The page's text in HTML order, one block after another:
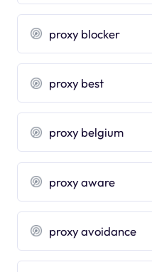
proxy blocker
proxy best
proxy belgium
proxy aware
proxy avoidance